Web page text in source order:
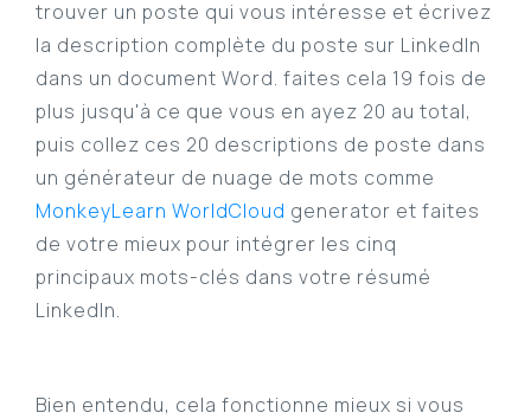
trouver un poste qui vous intéresse et écrivez
la description complète du poste sur LinkedIn
dans un document Word. faites cela 19 fois de
plus jusqu'à ce que vous en ayez 20 au total,
puis collez ces 20 descriptions de poste dans
un générateur de nuage de mots comme
MonkeyLearn WorldCloud generator et faites
de votre mieux pour intégrer les cinq
principaux mots-clés dans votre résumé
LinkedIn.
Bien entendu, cela fonctionne mieux si vous